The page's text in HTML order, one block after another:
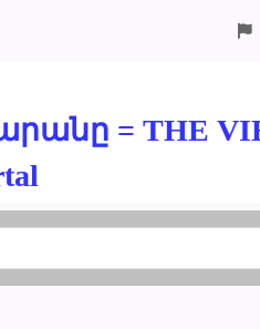
= THE